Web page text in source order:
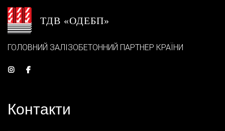
ТДВ «ОДЕБП»
ГОЛОВНИЙ ЗАЛІЗОБЕТОННИЙ ПАРТНЕР КРАЇНИ
Контакти